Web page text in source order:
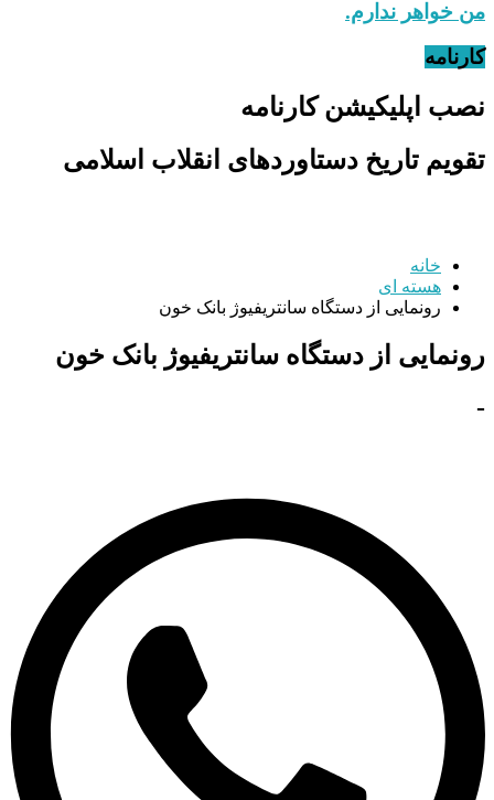
من خواهر ندارم.
کارنامه
نصب اپلیکیشن کارنامه
تقویم تاریخ دستاوردهای انقلاب اسلامی
خانه
هسته ای
رونمایی از دستگاه سانتریفیوژ بانک خون
رونمایی از دستگاه سانتریفیوژ بانک خون
-